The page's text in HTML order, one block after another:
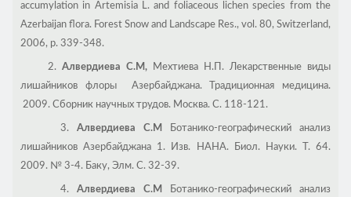
accumylation in Artemisia L. and foliaceous lichen species from the
Azerbaijan flora. Forest Snow and Landscape Res., vol. 80, Switzerland,
2006, p. 339-348.
2. Алвердиева С.М,
Мехтиева Н.П. Лекарственные виды
лишайников флоры Азербайджана. Традиционная медицина.
2009. Сборник научных трудов. Москва. С. 118-121.
3.Алвердиева С.М
Ботанико-географический анализ
лишайников Азербайджана 1. Изв. НАНА. Биол. Науки. Т. 64.
2009. № 3-4. Баку, Элм. С. 32-39.
4.Алвердиева С.М
Ботанико-географический анализ